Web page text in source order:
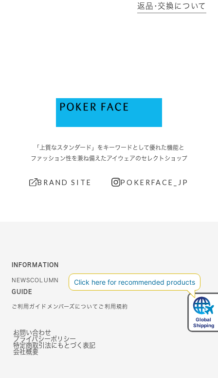
返品･交換について
「上質なスタンダード」をキーワードとして優れた機能と
ファッション性を兼ね備えたアイウェアのセレクトショップ
BRAND SITE POKERFACE_JP
INFORMATION
NEWSCOLUMN
GUIDE
ご利用ガイド メンバーズについて ご利用規約
お問い合わせ
プライバシーポリシー
特定商取引法にもとづく表記
会社概要